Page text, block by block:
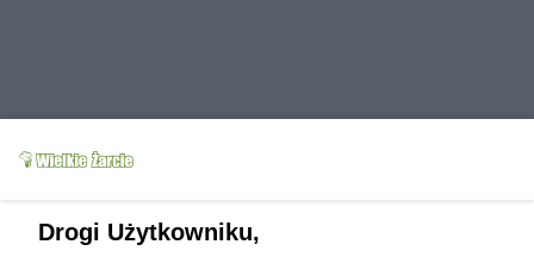
Bezmięsne Jarskie
Wegetariańskie
Diety
Drogi Użytkowniku,